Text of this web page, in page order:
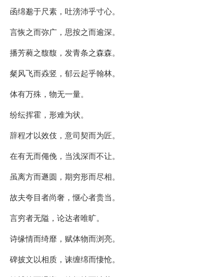
函绵邈于尺素，吐滂沛乎寸心。
言恢之而弥广，思按之而逾深。
播芳蕤之馥馥，发青条之森森。
粲风飞而猋竖，郁云起乎翰林。
体有万殊，物无一量。
纷纭挥霍，形难为状。
辞程才以效伎，意司契而为匠。
在有无而僶俛，当浅深而不让。
虽离方而遯圆，期穷形而尽相。
故夫夸目者尚奢，惬心者贵当。
言穷者无隘，论达者唯旷。
诗缘情而绮靡，赋体物而浏亮。
碑披文以相质，诔缠绵而悽怆。